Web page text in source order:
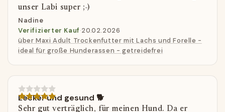
unser Labi super ;-)
Nadine
Verifizierter Kauf·20.02.2026
über Maxi Adult Trockenfutter mit Lachs und Forelle -
ideal für große Hunderassen - getreidefrei
Lecker und gesund 🐕
Sehr gut verträglich, für meinen Hund. Da er